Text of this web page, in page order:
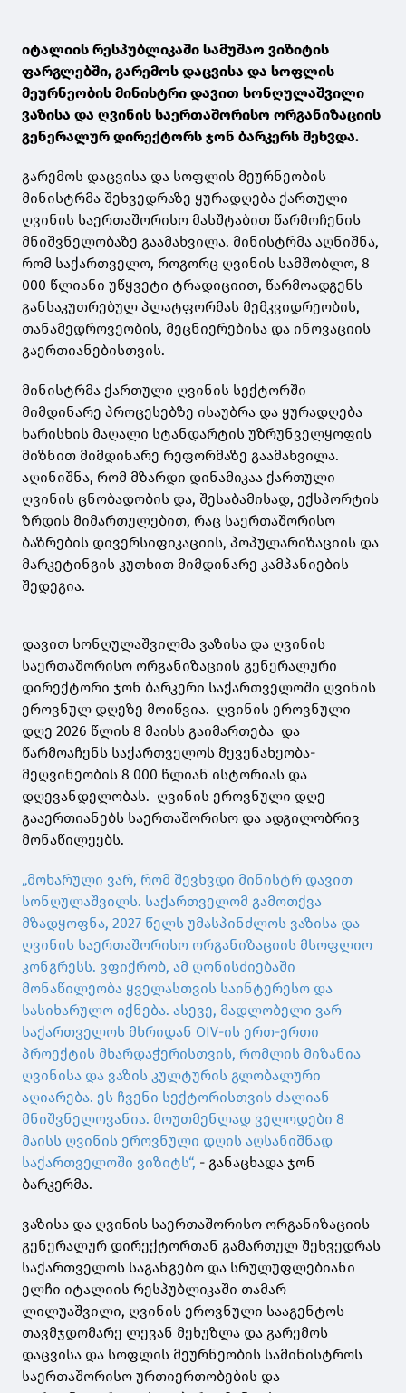
იტალიის რესპუბლიკაში სამუშაო ვიზიტის
ფარგლებში, გარემოს დაცვისა და სოფლის
მეურნეობის მინისტრი დავით სონღულაშვილი
ვაზისა და ღვინის საერთაშორისო ორგანიზაციის
გენერალურ დირექტორს ჯონ ბარკერს შეხვდა.
გარემოს დაცვისა და სოფლის მეურნეობის
მინისტრმა შეხვედრაზე ყურადღება ქართული
ღვინის საერთაშორისო მასშტაბით წარმოჩენის
მნიშვნელობაზე გაამახვილა. მინისტრმა აღნიშნა,
რომ საქართველო, როგორც ღვინის სამშობლო, 8
000 წლიანი უწყვეტი ტრადიციით, წარმოადგენს
განსაკუთრებულ პლატფორმას მემკვიდრეობის,
თანამედროვეობის, მეცნიერებისა და ინოვაციის
გაერთიანებისთვის.
მინისტრმა ქართული ღვინის სექტორში
მიმდინარე პროცესებზე ისაუბრა და ყურადღება
ხარისხის მაღალი სტანდარტის უზრუნველყოფის
მიზნით მიმდინარე რეფორმაზე გაამახვილა.
აღინიშნა, რომ მზარდი დინამიკაა ქართული
ღვინის ცნობადობის და, შესაბამისად, ექსპორტის
ზრდის მიმართულებით, რაც საერთაშორისო
ბაზრების დივერსიფიკაციის, პოპულარიზაციის და
მარკეტინგის კუთხით მიმდინარე კამპანიების
შედეგია.
დავით სონღულაშვილმა ვაზისა და ღვინის
საერთაშორისო ორგანიზაციის გენერალური
დირექტორი ჯონ ბარკერი საქართველოში ღვინის
ეროვნულ დღეზე მოიწვია. ღვინის ეროვნული
დღე 2026 წლის 8 მაისს გაიმართება და
წარმოაჩენს საქართველოს მევენახეობა-
მეღვინეობის 8 000 წლიან ისტორიას და
დღევანდელობას. ღვინის ეროვნული დღე
გააერთიანებს საერთაშორისო და ადგილობრივ
მონაწილეებს.
„მოხარული ვარ, რომ შევხვდი მინისტრ დავით
სონღულაშვილს. საქართველომ გამოთქვა
მზადყოფნა, 2027 წელს უმასპინძლოს ვაზისა და
ღვინის საერთაშორისო ორგანიზაციის მსოფლიო
კონგრესს. ვფიქრობ, ამ ღონისძიებაში
მონაწილეობა ყველასთვის საინტერესო და
სასიხარულო იქნება. ასევე, მადლობელი ვარ
საქართველოს მხრიდან OIV-ის ერთ-ერთი
პროექტის მხარდაჭერისთვის, რომლის მიზანია
ღვინისა და ვაზის კულტურის გლობალური
აღიარება. ეს ჩვენი სექტორისთვის ძალიან
მნიშვნელოვანია. მოუთმენლად ველოდები 8
მაისს ღვინის ეროვნული დღის აღსანიშნად
საქართველოში ვიზიტს“, - განაცხადა ჯონ
ბარკერმა.
ვაზისა და ღვინის საერთაშორისო ორგანიზაციის
გენერალურ დირექტორთან გამართულ შეხვედრას
საქართველოს საგანგებო და სრულუფლებიანი
ელჩი იტალიის რესპუბლიკაში თამარ
ლილუაშვილი, ღვინის ეროვნული სააგენტოს
თავმჯდომარე ლევან მეხუზლა და გარემოს
დაცვისა და სოფლის მეურნეობის სამინისტროს
საერთაშორისო ურთიერთობების და